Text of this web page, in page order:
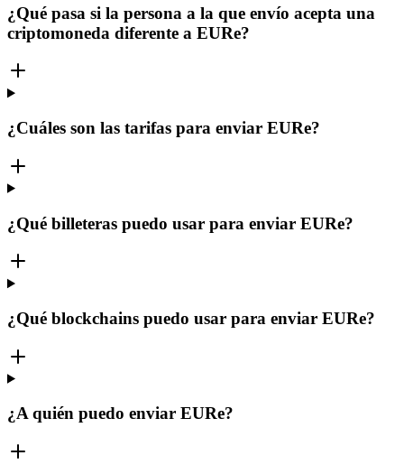
¿Qué pasa si la persona a la que envío acepta una
criptomoneda diferente a EURe?
¿Cuáles son las tarifas para enviar EURe?
¿Qué billeteras puedo usar para enviar EURe?
¿Qué blockchains puedo usar para enviar EURe?
¿A quién puedo enviar EURe?